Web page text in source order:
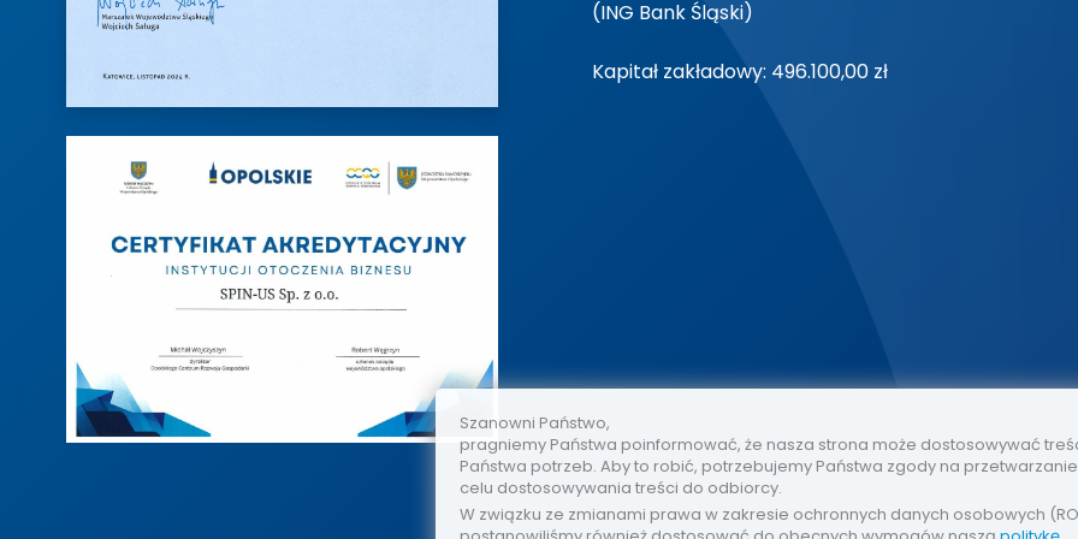
(ING Bank Śląski)
Kapitał zakładowy: 496.100,00 zł
Szanowni Państwo,
pragniemy Państwa poinformować, że nasza strona może dostosowywać
Państwa potrzeb. Aby to robić, potrzebujemy Państwa zgody na
celu dostosowywania treści do odbiorcy.
W związku ze zmianami prawa w zakresie ochronnych danych osobowych